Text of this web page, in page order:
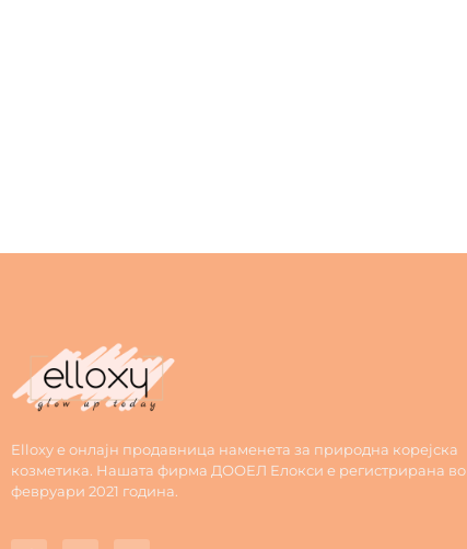
Elloxy е онлајн продавница наменета за природна корејска
козметика. Нашата фирма ДООЕЛ Елокси е регистрирана во
февруари 2021 година.